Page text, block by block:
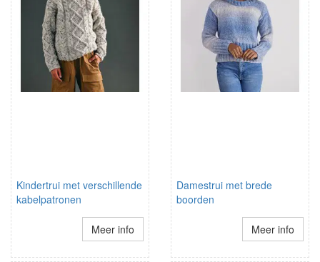
Kindertrui met verschillende
kabelpatronen
Meer info
Damestrui met brede
boorden
Meer info